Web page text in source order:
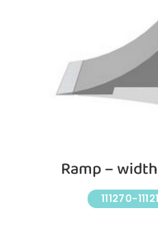
Ramp –
111270-